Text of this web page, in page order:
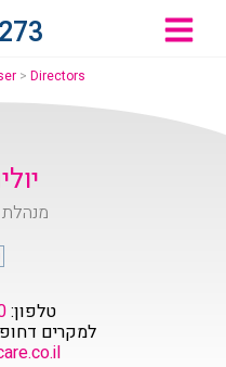
יוליה
-
> Directors
מנהלת
טלפון:
למקרים